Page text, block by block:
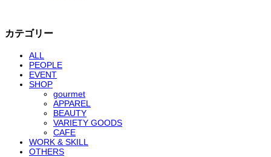
カテゴリー
ALL
PEOPLE
EVENT
SHOP
gourmet
APPAREL
BEAUTY
VARIETY GOODS
CAFE
WORK & SKILL
OTHERS